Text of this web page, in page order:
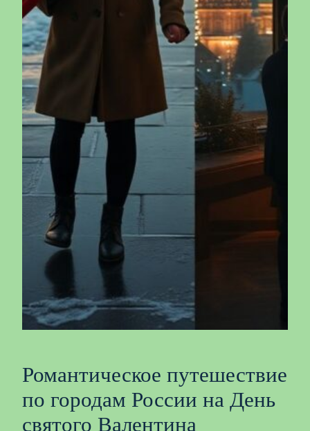
Романтическое путешествие
по городам России на День
святого Валентина